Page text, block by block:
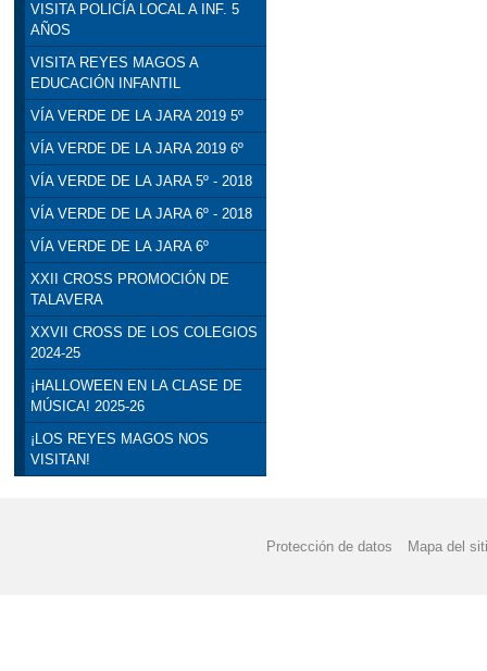
VISITA POLICÍA LOCAL A INF. 5
AÑOS
VISITA REYES MAGOS A
EDUCACIÓN INFANTIL
VÍA VERDE DE LA JARA 2019 5º
VÍA VERDE DE LA JARA 2019 6º
VÍA VERDE DE LA JARA 5º - 2018
VÍA VERDE DE LA JARA 6º - 2018
VÍA VERDE DE LA JARA 6º
XXII CROSS PROMOCIÓN DE
TALAVERA
XXVII CROSS DE LOS COLEGIOS
2024-25
¡HALLOWEEN EN LA CLASE DE
MÚSICA! 2025-26
¡LOS REYES MAGOS NOS
VISITAN!
Protección de datos Mapa del